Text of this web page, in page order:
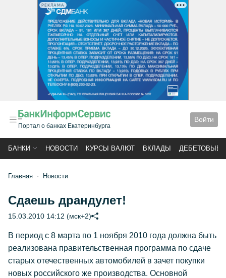
РЕКЛАМА
Портал о банках Екатеринбурга
Войти
БАНКИ НОВОСТИ КУРСЫ ВАЛЮТ ВКЛАДЫ ДЕБЕТОВЫЕ
Главная Новости
Сдаешь драндулет!
15.03.2010 14:12 (мск+2)
В период с 8 марта по 1 ноября 2010 года должна быть
реализована правительственная программа по сдаче
старых отечественных автомобилей в зачет покупки
новых российского же производства. Основной